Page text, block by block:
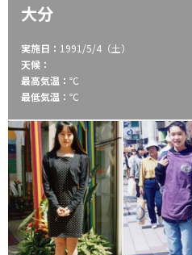
大分
実施日： 1991/5/4（土）
天候：
最高気温： ℃
最低気温： ℃